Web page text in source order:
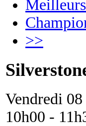
>>
Vendredi
10h00 -